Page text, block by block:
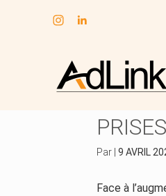
Aller
au
Par |9 AVRIL
Face à